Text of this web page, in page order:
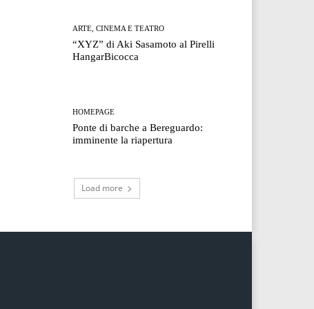
ARTE, CINEMA E TEATRO
“XYZ” di Aki Sasamoto al Pirelli
HangarBicocca
HOMEPAGE
Ponte di barche a Bereguardo:
imminente la riapertura
Load more